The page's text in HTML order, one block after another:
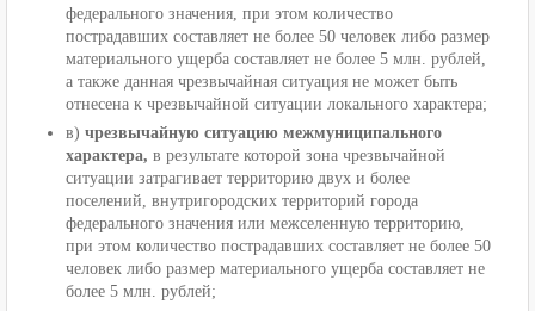
федерального значения, при этом количество
пострадавших составляет не более 50 человек либо размер
материального ущерба составляет не более 5 млн. рублей,
а также данная чрезвычайная ситуация не может быть
отнесена к чрезвычайной ситуации локального характера;
в) чрезвычайную ситуацию межмуниципального
характера, в результате которой зона чрезвычайной
ситуации затрагивает территорию двух и более
поселений, внутригородских территорий города
федерального значения или межселенную территорию,
при этом количество пострадавших составляет не более 50
человек либо размер материального ущерба составляет не
более 5 млн. рублей;